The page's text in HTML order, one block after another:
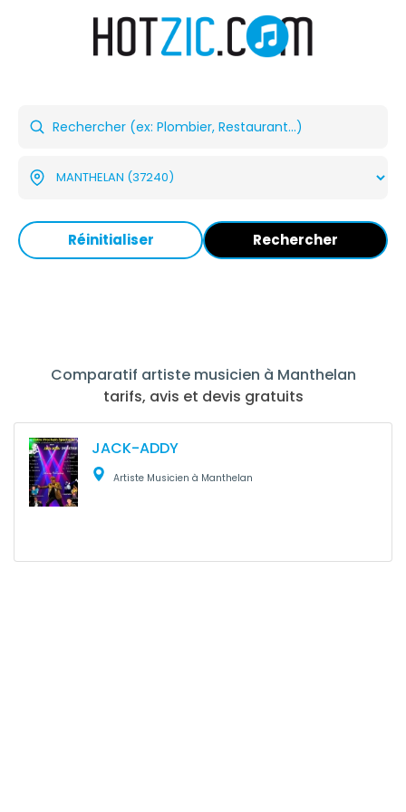
Réinitialiser Rechercher
Comparatif artiste musicien à Manthelan
tarifs, avis et devis gratuits
JACK-ADDY
Artiste Musicien à Manthelan